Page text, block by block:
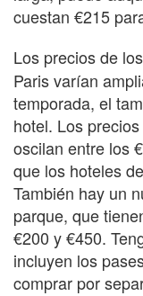
cuestan €215
Los precios de los
Paris varían
temporada, el
hotel. Los
oscilan entre los
que los hoteles
También hay un
parque, que
€200 y €450.
incluyen los
comprar por